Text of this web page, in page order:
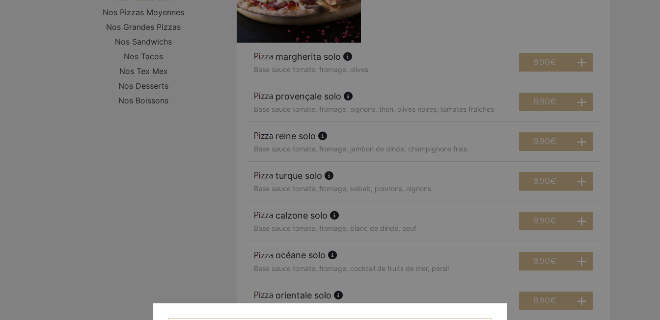
Nos Pizzas Moyennes
Nos Grandes Pizzas
Nos Sandwichs
Nos Tacos
Nos Tex Mex
Nos Desserts
Nos Boissons
margherita solo
Base sauce tomate, fromage, olives
8.90€
provençale solo
Base sauce tomate, fromage, oignons, thon, olives noires, tomates fraîches
8.90€
reine solo
Base sauce tomate, fromage, jambon de dinde, champignons frais
8.90€
turque solo
Base sauce tomate, fromage, kebab, poivrons, oignons
8.90€
calzone solo
Base sauce tomate, fromage, blanc de dinde, oeuf
8.90€
océane solo
Base sauce tomate, fromage, cocktail de fruits de mer, persil
8.90€
orientale solo
8.90€